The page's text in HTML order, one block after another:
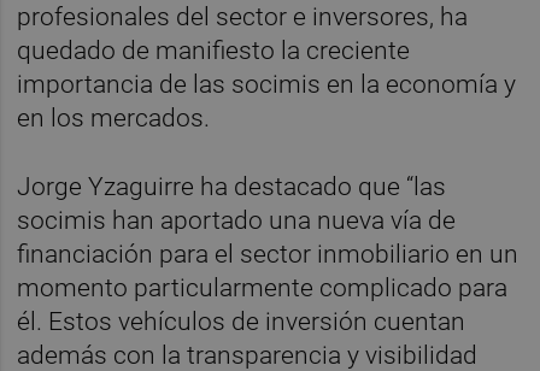
profesionales del sector e inversores, ha
quedado de manifiesto la creciente
importancia de las socimis en la economía y
en los mercados.
Jorge Yzaguirre ha destacado que “las
socimis han aportado una nueva vía de
financiación para el sector inmobiliario en un
momento particularmente complicado para
él. Estos vehículos de inversión cuentan
además con la transparencia y visibilidad